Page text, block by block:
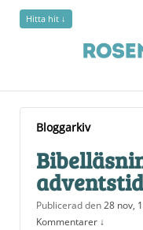
Hitta hit ↓
Bloggarkiv
Publicerad den28 nov,
Kommentarer ↓